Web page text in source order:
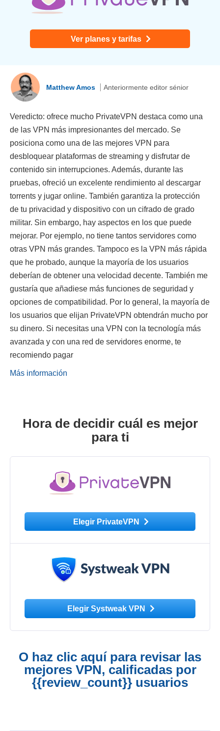
Ver planes y tarifas
Matthew Amos Anteriormente editor sénior
Veredicto: ofrece mucho PrivateVPN destaca como una
de las VPN más impresionantes del mercado. Se
posiciona como una de las mejores VPN para
desbloquear plataformas de streaming y disfrutar de
contenido sin interrupciones. Además, durante las
pruebas, ofreció un excelente rendimiento al descargar
torrents y jugar online. También garantiza la protección
de tu privacidad y dispositivo con un cifrado de grado
militar. Sin embargo, hay aspectos en los que puede
mejorar. Por ejemplo, no tiene tantos servidores como
otras VPN más grandes. Tampoco es la VPN más rápida
que he probado, aunque la mayoría de los usuarios
deberían de obtener una velocidad decente. También me
gustaría que añadiese más funciones de seguridad y
opciones de compatibilidad. Por lo general, la mayoría de
los usuarios que elijan PrivateVPN obtendrán mucho por
su dinero. Si necesitas una VPN con la tecnología más
avanzada y con una red de servidores enorme, te
recomiendo pagar
Más información
Hora de decidir cuál es mejor
para ti
Elegir PrivateVPN
Elegir Systweak VPN
O haz clic aquí para revisar las
mejores VPN, calificadas por
{{review_count}} usuarios